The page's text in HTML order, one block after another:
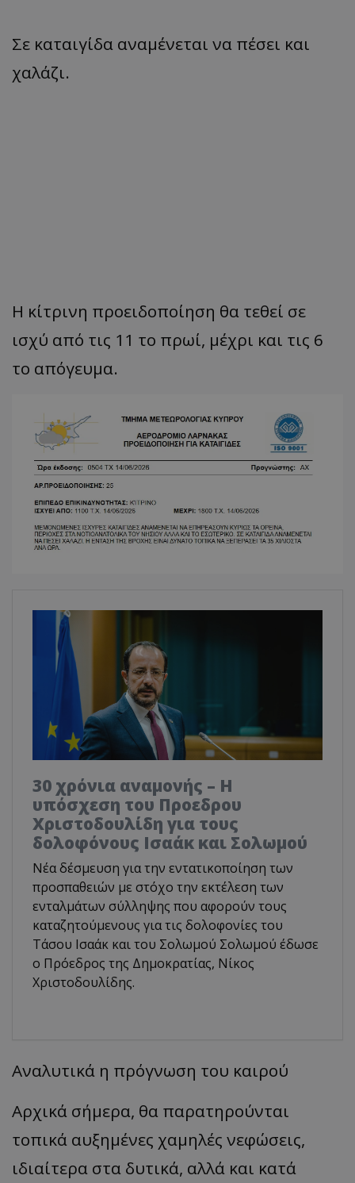
Σε καταιγίδα αναμένεται να πέσει και
χαλάζι.
Η κίτρινη προειδοποίηση θα τεθεί σε
ισχύ από τις 11 το πρωί, μέχρι και τις 6
το απόγευμα.
30 χρόνια αναμονής – Η
υπόσχεση του Προεδρου
Χριστοδουλίδη για τους
δολοφόνους Ισαάκ και Σολωμού
Νέα δέσμευση για την εντατικοποίηση των
προσπαθειών με στόχο την εκτέλεση των
ενταλμάτων σύλληψης που αφορούν τους
καταζητούμενους για τις δολοφονίες του
Τάσου Ισαάκ και του Σολωμού Σολωμού έδωσε
ο Πρόεδρος της Δημοκρατίας, Νίκος
Χριστοδουλίδης.
Αναλυτικά η πρόγνωση του καιρού
Αρχικά σήμερα, θα παρατηρούνται
τοπικά αυξημένες χαμηλές νεφώσεις,
ιδιαίτερα στα δυτικά, αλλά και κατά